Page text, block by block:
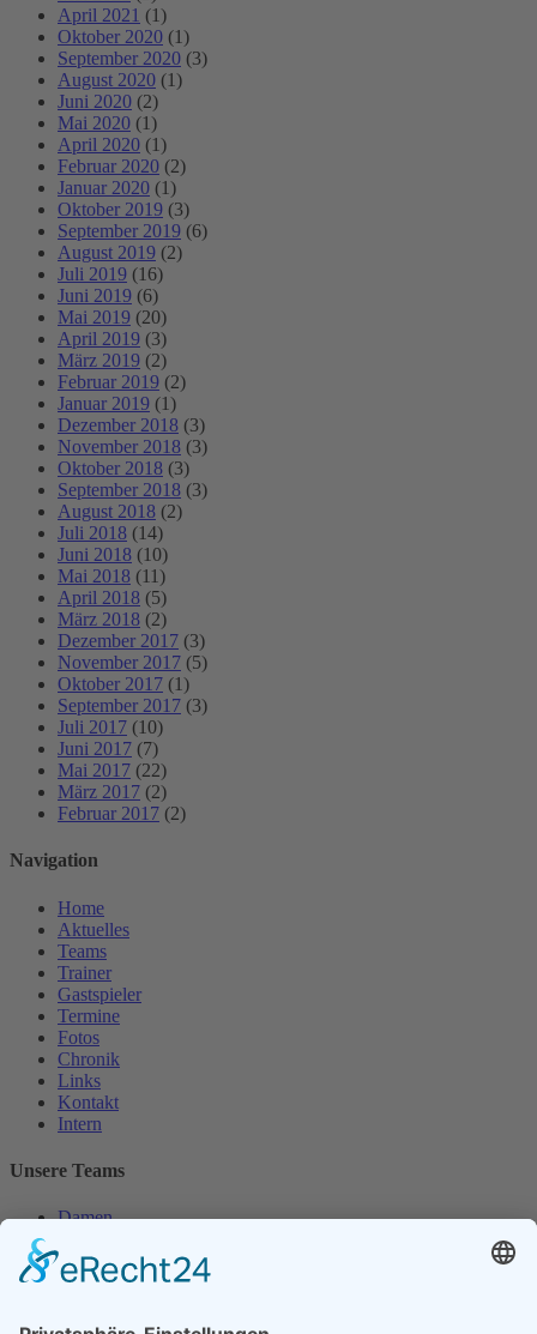
April 2021 (1)
Oktober 2020 (1)
September 2020 (3)
August 2020 (1)
Juni 2020 (2)
Mai 2020 (1)
April 2020 (1)
Februar 2020 (2)
Januar 2020 (1)
Oktober 2019 (3)
September 2019 (6)
August 2019 (2)
Juli 2019 (16)
Juni 2019 (6)
Mai 2019 (20)
April 2019 (3)
März 2019 (2)
Februar 2019 (2)
Januar 2019 (1)
Dezember 2018 (3)
November 2018 (3)
Oktober 2018 (3)
September 2018 (3)
August 2018 (2)
Juli 2018 (14)
Juni 2018 (10)
Mai 2018 (11)
April 2018 (5)
März 2018 (2)
Dezember 2017 (3)
November 2017 (5)
Oktober 2017 (1)
September 2017 (3)
Juli 2017 (10)
Juni 2017 (7)
Mai 2017 (22)
März 2017 (2)
Februar 2017 (2)
Navigation
Home
Aktuelles
Teams
Trainer
Gastspieler
Termine
Fotos
Chronik
Links
Kontakt
Intern
Unsere Teams
Damen
Herren
Herren 30